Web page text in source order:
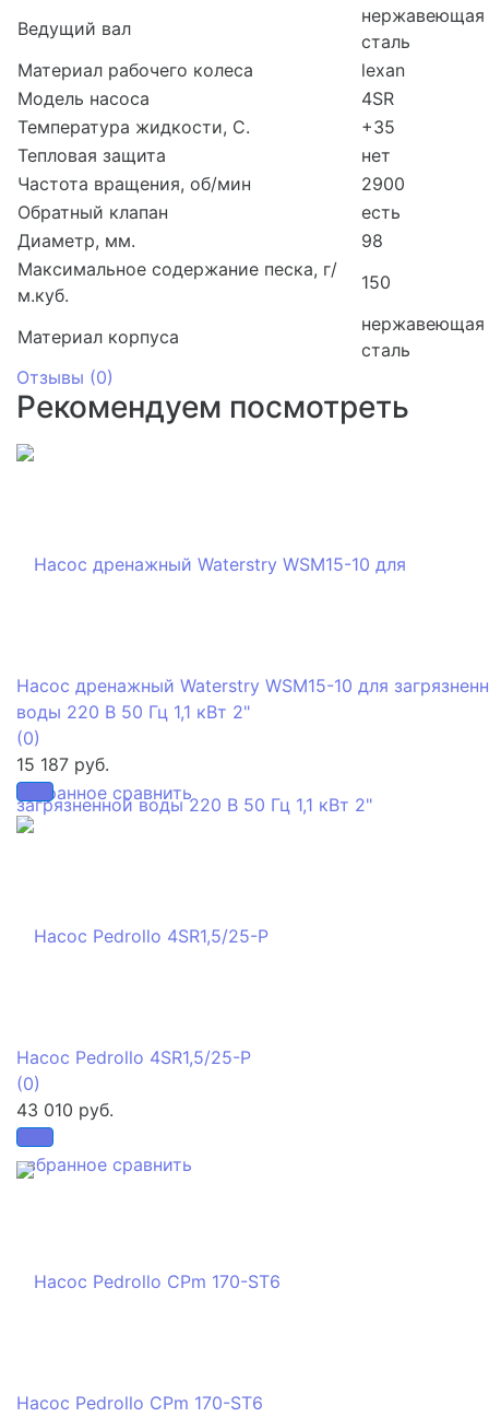
Ведущий вал
нержавеющая
сталь
Материал рабочего колеса
lexan
Модель насоса
4SR
Температура жидкости, С.
+35
Тепловая защита
нет
Частота вращения, об/мин
2900
Обратный клапан
есть
Диаметр, мм.
98
Максимальное содержание песка, г/
м.куб.
150
Материал корпуса
нержавеющая
сталь
Отзывы (0)
Рекомендуем посмотреть
избранное сравнить
Насос дренажный Waterstry WSM15-10 для
воды 220 В 50 Гц 1,1 кВт 2"
(0)
15 187 руб.
избранное сравнить
Насос Pedrollo 4SR1,5/25-P
(0)
43 010 руб.
Насос Pedrollo CPm 170-ST6